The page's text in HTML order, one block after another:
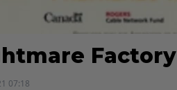
Factory
07:18